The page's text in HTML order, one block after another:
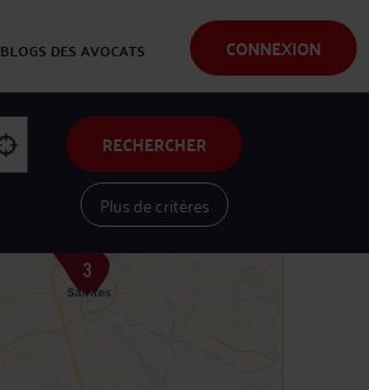
CONNEXION
BLOGS DES AVOCATS
RECHERCHER
Plus de critères
Voir les avocats sur une carte